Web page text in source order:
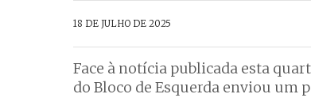
18 DE JULHO DE 2025
Face à notícia publicada esta
do Bloco de Esquerda enviou um